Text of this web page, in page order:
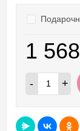
1 568
- +